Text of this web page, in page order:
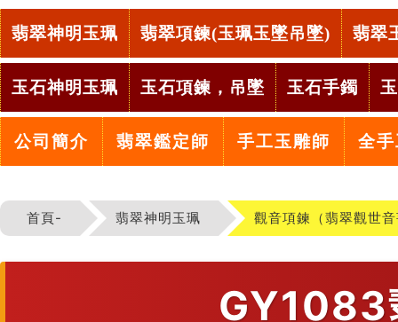
翡翠神明玉珮 翡翠項鍊(玉珮玉墜吊墜) 翡翠
玉石神明玉珮 玉石項鍊，吊墜 玉石手鐲
公司簡介 翡翠鑑定師 手工玉雕師 全
首頁- 翡翠神明玉珮 觀音項鍊（翡翠觀世
GY1083